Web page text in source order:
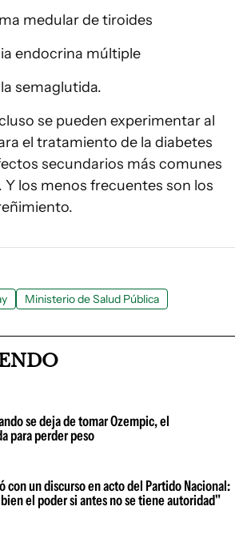
medular de tiroides
endocrina múltiple
semaglutida.
se pueden experimentar al
el tratamiento de la diabetes
secundarios más comunes
Y los menos frecuentes son los
Ministerio de Salud Pública
se deja de tomar Ozempic, el
para perder peso
con un discurso en acto del Partido Nacional:
el poder si antes no se tiene autoridad"